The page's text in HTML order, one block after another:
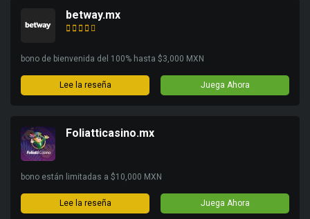
betway.mx
bono de bienvenida del 100% hasta $3,000 MXN
Lee la reseña Juega Ahora
Foliatticasino.mx
bono están limitadas a $10,000 MXN
Lee la reseña Juega Ahora